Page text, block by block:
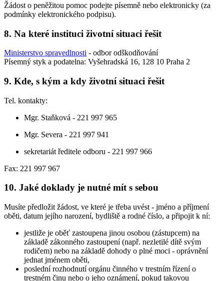
Žádost o peněžitou pomoc podejte písemně nebo elektronicky (za
podmínky elektronického podpisu).
8. Na které instituci životní situaci řešit
Ministerstvo spravedlnosti - odbor odškodňování
Písemný styk a podatelna: Vyšehradská 16, 128 10 Praha 2
9. Kde, s kým a kdy životní situaci řešit
Tel. kontakty:
Mgr. Staňková - 221 997 965
Mgr. Severa - 221 997 941
sekretariát ředitele odboru - 221 997 966
Fax: 221 997 967
10. Jaké doklady je nutné mít s sebou
Musíte předložit žádost, ve které je třeba uvést - jméno a příjmení
oběti, datum jejího narození, bydliště a rodné číslo, a připojit k ní:
jestliže je oběť zastoupena jinou osobou (zástupcem) na
základě zákonného zastoupení (např. nezletilé dítě svým
rodičem) nebo na základě dohody o plné moci - oprávnění
jednat jménem oběti,
poslední rozhodnutí orgánu činného v trestním řízení o
trestném činu nebo o jeho oznámení, pokud takovou